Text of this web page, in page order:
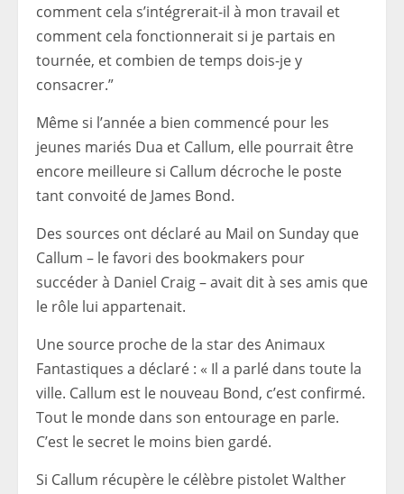
comment cela s’intégrerait-il à mon travail et
comment cela fonctionnerait si je partais en
tournée, et combien de temps dois-je y
consacrer.”
Même si l’année a bien commencé pour les
jeunes mariés Dua et Callum, elle pourrait être
encore meilleure si Callum décroche le poste
tant convoité de James Bond.
Des sources ont déclaré au Mail on Sunday que
Callum – le favori des bookmakers pour
succéder à Daniel Craig – avait dit à ses amis que
le rôle lui appartenait.
Une source proche de la star des Animaux
Fantastiques a déclaré : « Il a parlé dans toute la
ville. Callum est le nouveau Bond, c’est confirmé.
Tout le monde dans son entourage en parle.
C’est le secret le moins bien gardé.
Si Callum récupère le célèbre pistolet Walther